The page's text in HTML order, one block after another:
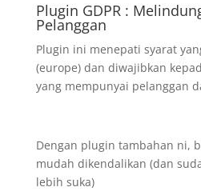
Plugin GDPR :
Pelanggan
Plugin ini menepati syarat
(europe) dan diwajibkan
yang mempunyai pelanggan
Dengan plugin tambahan ni,
mudah dikendalikan (dan
lebih suka)